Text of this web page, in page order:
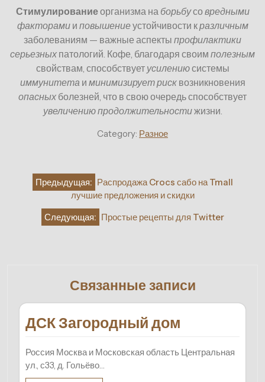
Стимулированиеорганизма на борьбусовредными
факторамии повышениеустойчивости кразличным
заболеваниям — важные аспекты профилактики
серьезных патологий. Кофе, благодаря своим полезным
свойствам, способствует усилениюсистемы
иммунитета и минимизируетрисквозникновения
опасных болезней, что в свою очередь способствует
увеличениюпродолжительностижизни.
Category: Разное
Навигация
записям
Предыдущая: Распродажа Crocs сабо на Tmall
лучшие предложения и скидки
Следующая: Простые рецепты для Twitter
Связанные записи
ДСК Загородный дом
Россия Москва и Московская область Центральная
ул., с33, д. Гольёво…